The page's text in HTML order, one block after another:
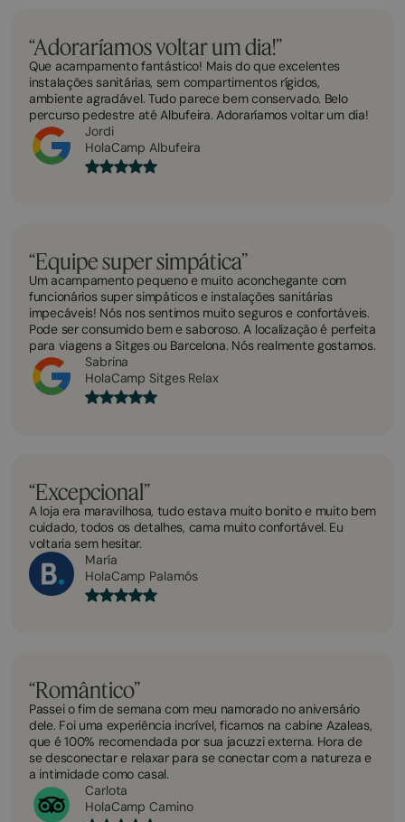
“Adoraríamos voltar um dia!”
Que acampamento fantástico! Mais do que excelentes
instalações sanitárias, sem compartimentos rígidos,
ambiente agradável. Tudo parece bem conservado. Belo
percurso pedestre até Albufeira. Adoraríamos voltar um dia!
Jordi
HolaCamp Albufeira
“Equipe super simpática”
Um acampamento pequeno e muito aconchegante com
funcionários super simpáticos e instalações sanitárias
impecáveis! Nós nos sentimos muito seguros e confortáveis.
Pode ser consumido bem e saboroso. A localização é perfeita
para viagens a Sitges ou Barcelona. Nós realmente gostamos.
Sabrina
HolaCamp Sitges Relax
“Excepcional”
A loja era maravilhosa, tudo estava muito bonito e muito bem
cuidado, todos os detalhes, cama muito confortável. Eu
voltaria sem hesitar.
María
HolaCamp Palamós
“Romântico”
Passei o fim de semana com meu namorado no aniversário
dele. Foi uma experiência incrível, ficamos na cabine Azaleas,
que é 100% recomendada por sua jacuzzi externa. Hora de
se desconectar e relaxar para se conectar com a natureza e
a intimidade como casal.
Carlota
HolaCamp Camino